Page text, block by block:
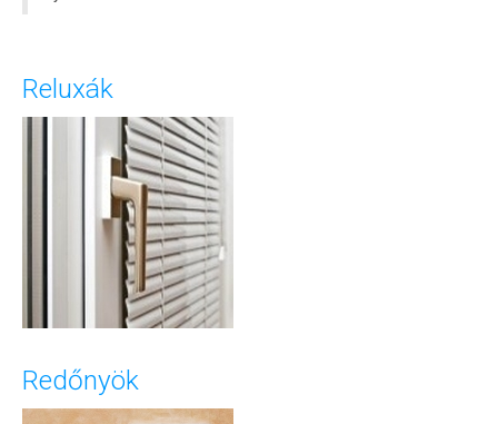
Reluxák
Redőnyök